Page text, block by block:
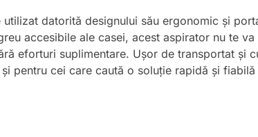
datorită designului său ergonomic și
accesibile ale casei, acest aspirator nu te
eforturi suplimentare. Ușor de transportat și
pentru cei care caută o soluție rapidă și